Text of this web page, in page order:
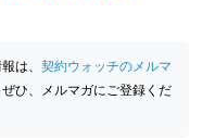
は、 契約ウォッチのメルマ
ひ、メルマガにご登録くだ